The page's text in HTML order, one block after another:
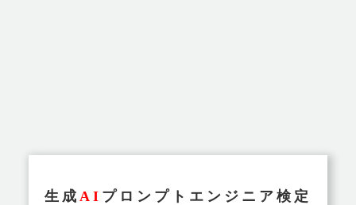
生成 AI プロンプトエンジニア検定